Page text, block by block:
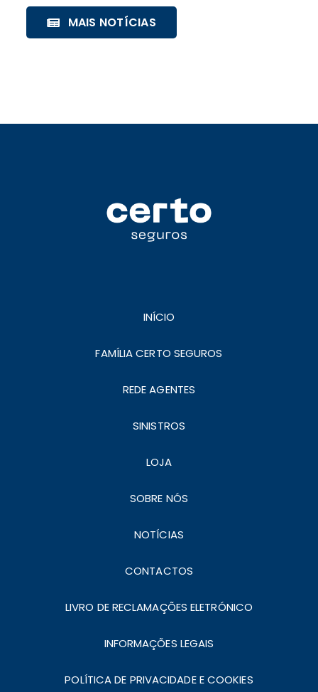
MAIS NOTÍCIAS
INÍCIO
FAMÍLIA CERTO SEGUROS
REDE AGENTES
SINISTROS
LOJA
SOBRE NÓS
NOTÍCIAS
CONTACTOS
LIVRO DE RECLAMAÇÕES ELETRÓNICO
INFORMAÇÕES LEGAIS
POLÍTICA DE PRIVACIDADE E COOKIES